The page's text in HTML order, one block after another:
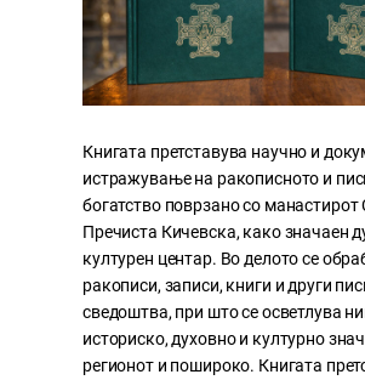
Книгата претставува научно и
истражување на ракописното и
богатство поврзано со манастирот
Пречиста Кичевска, како значаен
културен центар. Во делото се
ракописи, записи, книги и други
сведоштва, при што се осветлува
историско, духовно и културно
регионот и пошироко. Книгата